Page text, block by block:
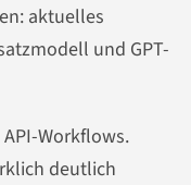
aktuelles
und GPT-
Workflows.
deutlich